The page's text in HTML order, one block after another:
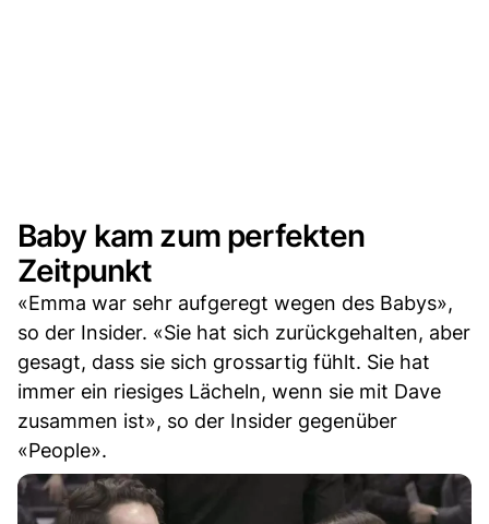
Baby kam zum perfekten
Zeitpunkt
«Emma war sehr aufgeregt wegen des Babys»,
so der Insider. «Sie hat sich zurückgehalten, aber
gesagt, dass sie sich grossartig fühlt. Sie hat
immer ein riesiges Lächeln, wenn sie mit Dave
zusammen ist», so der Insider gegenüber
«People».